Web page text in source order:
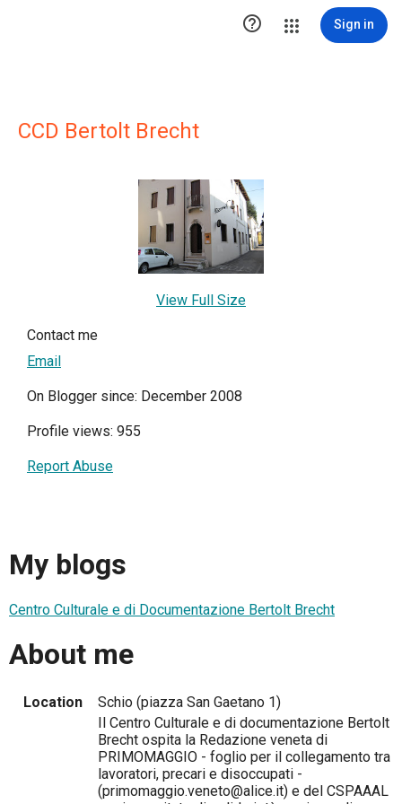
 Sign in
CCD Bertolt Brecht
View Full Size
Contact me
Email
On Blogger since: December 2008
Profile views: 955
Report Abuse
My blogs
Centro Culturale e di Documentazione Bertolt Brecht
About me
Location
Schio (piazza San Gaetano 1)
Il Centro Culturale e di documentazione Bertolt
Brecht ospita la Redazione veneta di
PRIMOMAGGIO - foglio per il collegamento tra
lavoratori, precari e disoccupati -
(primomaggio.veneto@alice.it) e del CSPAAAL